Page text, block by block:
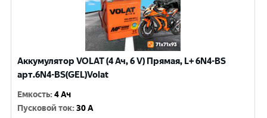
Аккумулятор VOLAT (4 Ач, 6 V) Прямая, L+ 6N4-BS
арт.6N4-BS(GEL)Volat
Емкость:4 Ач
Пусковой ток:30 A